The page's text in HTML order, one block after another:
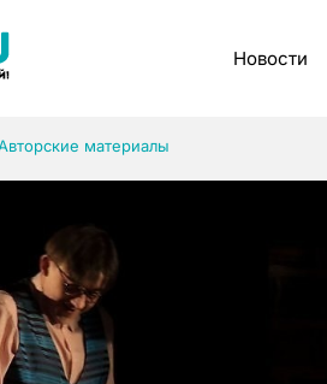
Новости
материалы